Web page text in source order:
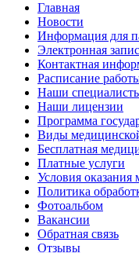
Главная
Новости
Информация для
Электронная
Контактная
Расписание
Наши
Наши лицензии
Программа
Виды
Бесплатная
Платные услуги
Условия
Политика
Фотоальбом
Вакансии
Обратная связь
Отзывы